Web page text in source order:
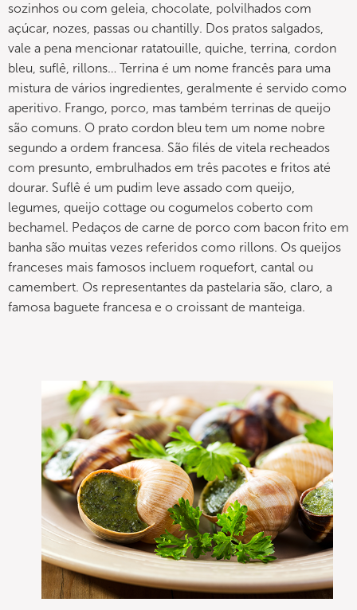
sozinhos ou com geleia, chocolate, polvilhados com
açúcar, nozes, passas ou chantilly. Dos pratos salgados,
vale a pena mencionar ratatouille, quiche, terrina, cordon
bleu, suflê, rillons… Terrina é um nome francês para uma
mistura de vários ingredientes, geralmente é servido como
aperitivo. Frango, porco, mas também terrinas de queijo
são comuns. O prato cordon bleu tem um nome nobre
segundo a ordem francesa. São filés de vitela recheados
com presunto, embrulhados em três pacotes e fritos até
dourar. Suflê é um pudim leve assado com queijo,
legumes, queijo cottage ou cogumelos coberto com
bechamel. Pedaços de carne de porco com bacon frito em
banha são muitas vezes referidos como rillons. Os queijos
franceses mais famosos incluem roquefort, cantal ou
camembert. Os representantes da pastelaria são, claro, a
famosa baguete francesa e o croissant de manteiga.